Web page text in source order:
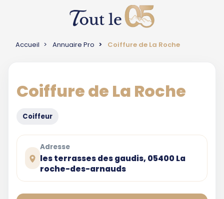
Accueil Annuaire Pro Coiffure de La Roche
Coiffure de La Roche
Coiffeur
Adresse
les terrasses des gaudis, 05400 La
roche-des-arnauds